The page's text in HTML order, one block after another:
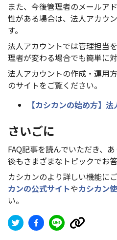
また、今後管理者のメールア
性がある場合は、法人アカウ
す。
法人アカウントでは管理担当
理者が変わる場合でも簡単に対
法人アカウントの作成・運用
のサイトをご覧ください。
【カシカンの始め方】
さいごに
FAQ記事を読んでいただき、
後もさまざまなトピックでお答
カシカンのより詳しい機能に
カンの公式サイトやカシカン
い。